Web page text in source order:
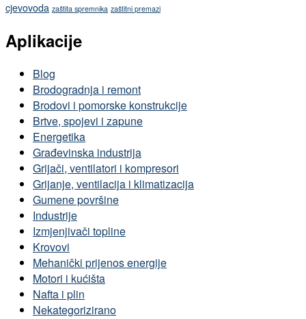
cjevovoda zaštita spremnika zaštitni premazi
Aplikacije
Blog
Brodogradnja i remont
Brodovi i pomorske konstrukcije
Brtve, spojevi i zapune
Energetika
Građevinska industrija
Grijači, ventilatori i kompresori
Grijanje, ventilacija i klimatizacija
Gumene površine
Industrije
Izmjenjivači topline
Krovovi
Mehanički prijenos energije
Motori i kućišta
Nafta i plin
Nekategorizirano